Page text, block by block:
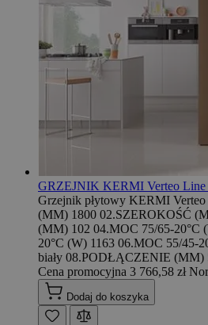
GRZEJNIK KERMI Verteo Line
Grzejnik płytowy KERMI
(MM) 1800 02.SZEROKOŚĆ
(MM) 102 04.MOC 75/65-20°C
20°C (W) 1163 06.MOC 55/45-
biały 08.PODŁĄCZENIE
Cena promocyjna 3 766,58 zł
Dodaj do koszyka